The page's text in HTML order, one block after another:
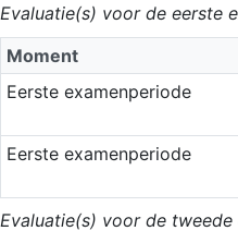
Evaluatie(s) voor de eerste
Moment
Eerste examenperiode
Eerste examenperiode
Evaluatie(s) voor de tweede